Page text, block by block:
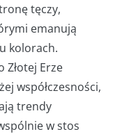
tęczy,
emanują
kolorach.
Złotej Erze
współczesności,
trendy
w stos